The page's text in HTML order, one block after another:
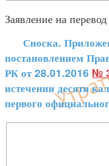
Заявление на
Сноска.
постановлением
РК от 28.01.2016 №
истечении десяти
первого